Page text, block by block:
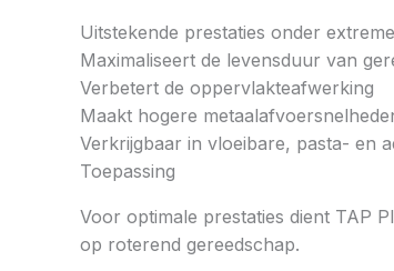
Uitstekende prestaties onder
Maximaliseert de levensduur van
Verbetert de oppervlakteafwerking
Maakt hogere
Verkrijgbaar in vloeibare, pasta- en
Toepassing
Voor optimale prestaties dient TAP
op roterend gereedschap.